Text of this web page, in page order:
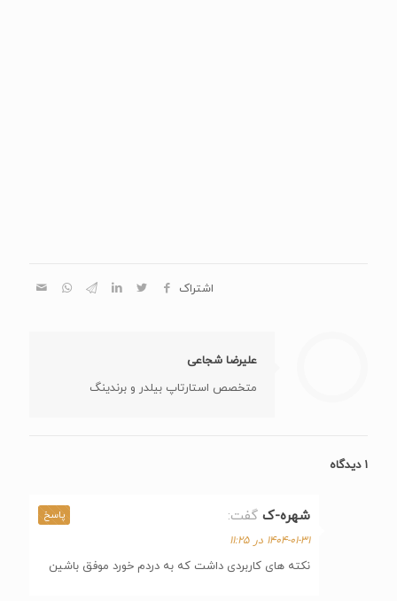
اشتراک
علیرضا شجاعی
متخصص استارتاپ بیلدر و برندینگ
۱ دیدگاه
شهره-ک گفت:
۱۴۰۴-۰۱-۳۱ در ۱۱:۲۵
نکته های کاربردی داشت که به دردم خورد موفق باشین
پاسخ